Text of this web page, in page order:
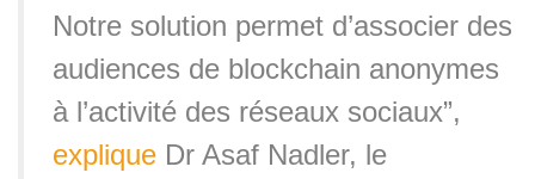
Notre solution permet d’associer des
audiences de blockchain anonymes
à l’activité des réseaux sociaux”,
explique Dr Asaf Nadler, le